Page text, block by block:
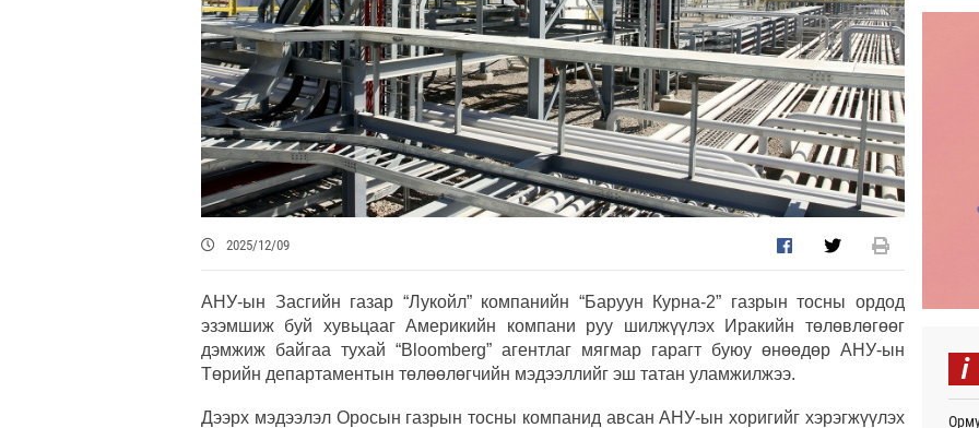
2025/12/09
АНУ-ын Засгийн газар “Лукойл” компанийн “Баруун Курна-2” газрын тосны ордод
эзэмшиж буй хувьцааг Америкийн компани руу шилжүүлэх Иракийн төлөвлөгөөг
дэмжиж байгаа тухай “Bloomberg” агентлаг мягмар гарагт буюу өнөөдөр АНУ-ын
Төрийн департаментын төлөөлөгчийн мэдээллийг эш татан уламжилжээ.
Дээрх мэдээлэл Оросын газрын тосны компанид авсан АНУ-ын хоригийг хэрэгжүүлэх
i